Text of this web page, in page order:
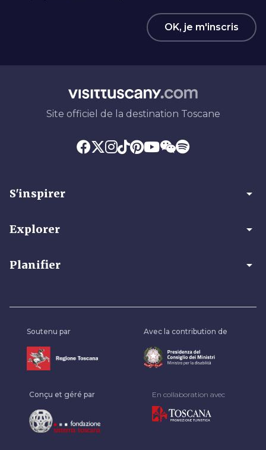
OK, je m'inscris
Site officiel de la destination Toscane
S'inspirer arrow_drop_down
Explorer arrow_drop_down
Planifier arrow_drop_down
Soutenu par Avec la contribution de
Conçu et géré par En collaboration avec